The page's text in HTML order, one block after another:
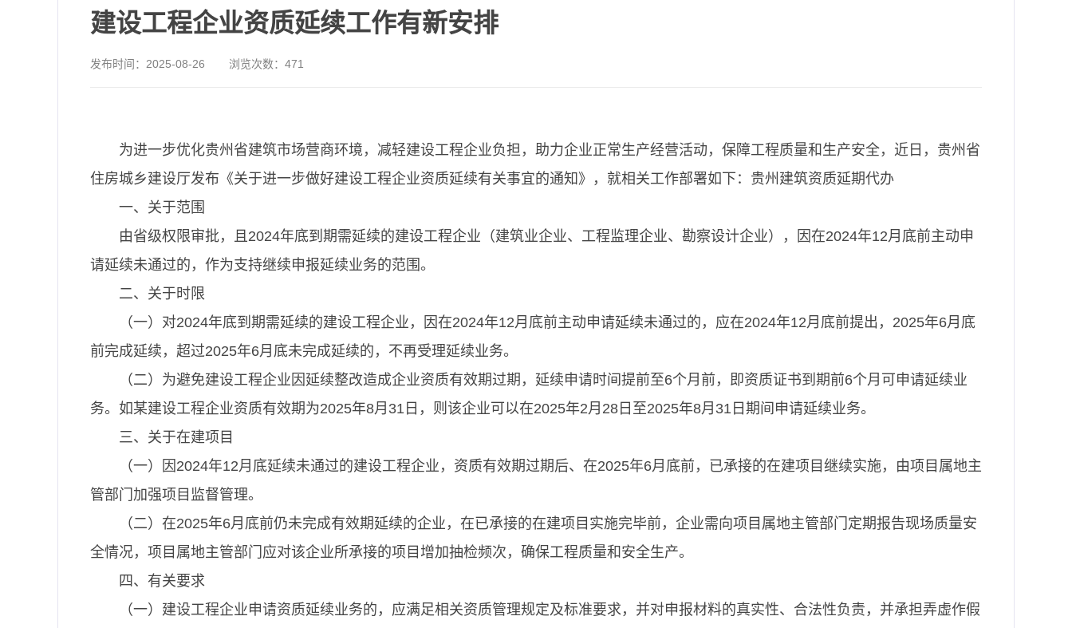
建设工程企业资质延续工作有新安排
发布时间： 2025-08-26 浏览次数： 471
为进一步优化贵州省建筑市场营商环境，减轻建设工程企业负担，助力企业正常生产经营活动，保障工程质量和生产安全，近日，贵州省
住房城乡建设厅发布《关于进一步做好建设工程企业资质延续有关事宜的通知》，就相关工作部署如下：贵州建筑资质延期代办
一、关于范围
由省级权限审批，且2024年底到期需延续的建设工程企业（建筑业企业、工程监理企业、勘察设计企业），因在2024年12月底前主动申
请延续未通过的，作为支持继续申报延续业务的范围。
二、关于时限
（一）对2024年底到期需延续的建设工程企业，因在2024年12月底前主动申请延续未通过的，应在2024年12月底前提出，2025年6月底
前完成延续，超过2025年6月底未完成延续的，不再受理延续业务。
（二）为避免建设工程企业因延续整改造成企业资质有效期过期，延续申请时间提前至6个月前，即资质证书到期前6个月可申请延续业
务。如某建设工程企业资质有效期为2025年8月31日，则该企业可以在2025年2月28日至2025年8月31日期间申请延续业务。
三、关于在建项目
（一）因2024年12月底延续未通过的建设工程企业，资质有效期过期后、在2025年6月底前，已承接的在建项目继续实施，由项目属地主
管部门加强项目监督管理。
（二）在2025年6月底前仍未完成有效期延续的企业，在已承接的在建项目实施完毕前，企业需向项目属地主管部门定期报告现场质量安
全情况，项目属地主管部门应对该企业所承接的项目增加抽检频次，确保工程质量和安全生产。
四、有关要求
（一）建设工程企业申请资质延续业务的，应满足相关资质管理规定及标准要求，并对申报材料的真实性、合法性负责，并承担弄虚作假